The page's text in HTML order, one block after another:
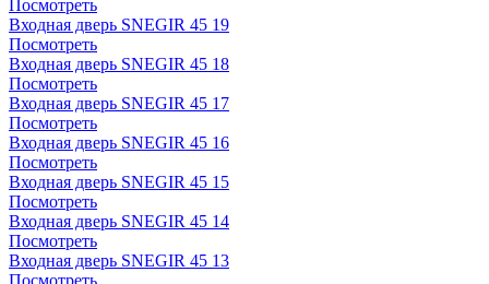
Посмотреть
Входная дверь SNEGIR 45 19
Посмотреть
Входная дверь SNEGIR 45 18
Посмотреть
Входная дверь SNEGIR 45 17
Посмотреть
Входная дверь SNEGIR 45 16
Посмотреть
Входная дверь SNEGIR 45 15
Посмотреть
Входная дверь SNEGIR 45 14
Посмотреть
Входная дверь SNEGIR 45 13
Посмотреть